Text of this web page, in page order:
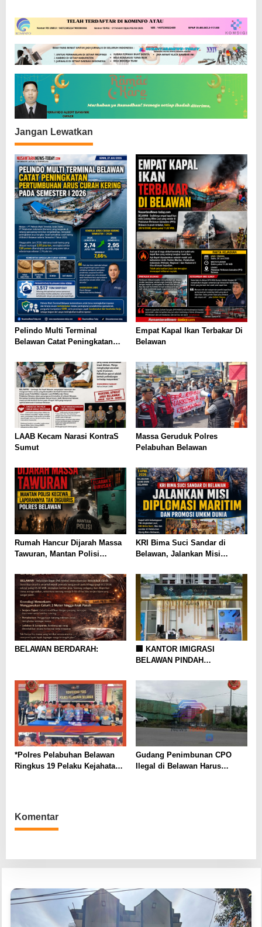
a
s
i
p
o
s
Jangan Lewatkan
Pelindo Multi Terminal
Belawan Catat Peningkatan
Kering pada Semester I 2026
Empat Kapal Ikan Terbakar Di
Belawan
LAAB Kecam Narasi KontraS
Sumut
Massa Geruduk Polres
Pelabuhan Belawan
Rumah Hancur Dijarah Massa
Tawuran, Mantan Polisi
Digubris Polres Belawan
KRI Bima Suci Sandar di
Belawan, Jalankan Misi
Promosi UMKM Dunia
BELAWAN BERDARAH:
🏢 KANTOR IMIGRASI
BELAWAN PINDAH
*Polres Pelabuhan Belawan
Ringkus 19 Pelaku Kejahatan,
Gudang Penimbunan CPO
Ilegal di Belawan Harus
Komentar